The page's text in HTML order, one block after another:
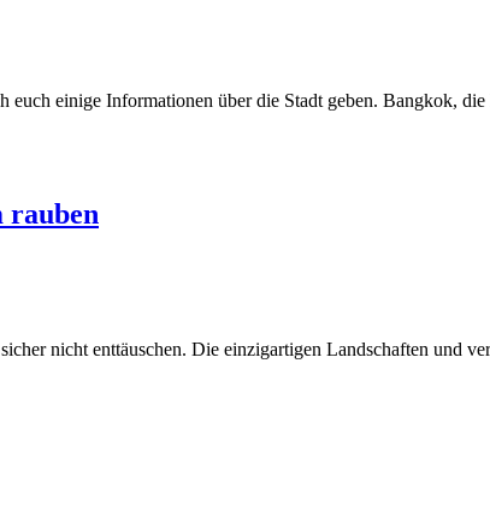
einige Informationen über die Stadt geben. Bangkok,
rauben
nicht enttäuschen. Die einzigartigen Landschaften und